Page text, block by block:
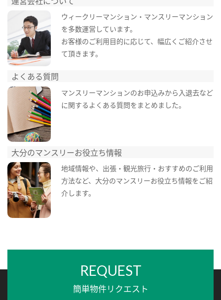
ウィークリーマンション・マンスリーマンション
を多数運営しています。
お客様のご利用目的に応じて、幅広くご紹介させ
て頂きます。
よくある質問
マンスリーマンションのお申込みから入退去など
に関するよくある質問をまとめました。
大分のマンスリーお役立ち情報
地域情報や、出張・観光旅行・おすすめのご利用
方法など、大分のマンスリーお役立ち情報をご紹
介します。
REQUEST
簡単物件リクエスト